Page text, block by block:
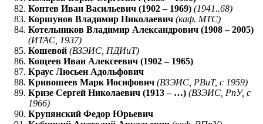
Коптев Иван Васильевич (1902 – 1969) (1941..68)
Коршунов Владимир Николаевич (каф. МТС)
Котельников Владимир Александрович (1908 – 2005)
(ИТАС, 1937)
Кошевой (ВЗЭИС, ПДИиТ)
Кощеев Иван Алексеевич (1902 – 1965)
Краус Люсьен Адольфович
Кривошеев Марк Иосифович (ВЗЭИС, РВиТ, с 1959)
Кризе Сергей Николаевич (1913 – …) (ВЗЭИС, РпУ, с
1966)
Крупянский Федор Юрьевич